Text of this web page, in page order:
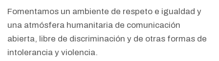
Fomentamos un ambiente de respeto e igualdad y
una atmósfera humanitaria de comunicación
abierta, libre de discriminación y de otras formas de
intolerancia y violencia.